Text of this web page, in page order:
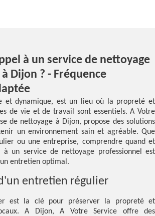
à un service de nettoyage
Dijon ? - Fréquence
et dynamique, est un lieu où la propreté et
de vie et de travail sont essentiels. A Votre
de nettoyage à Dijon, propose des solutions
un environnement sain et agréable. Que
ou une entreprise, comprendre quand et
un service de nettoyage professionnel est
entretien optimal.
entretien régulier
est la clé pour préserver la propreté et
A Dijon, A Votre Service offre des